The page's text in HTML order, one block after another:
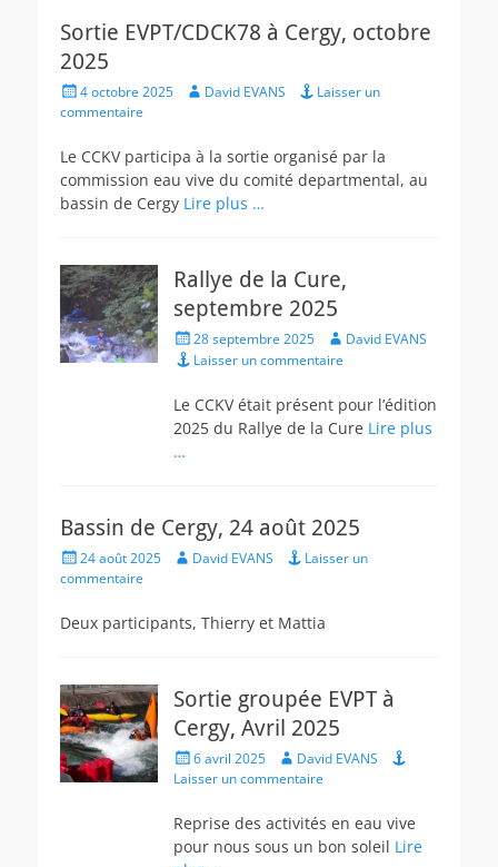
Sortie EVPT/CDCK78 à Cergy, octobre
2025
Posted
on
4 octobre 2025 AuthorDavid EVANS
Laisser un
commentaire
Le CCKV participa à la sortie organisé par la
commission eau vive du comité departmental, au
bassin de Cergy Lire plus …
Rallye de la Cure,
septembre 2025
Posted
on
28 septembre 2025 AuthorDavid EVANS
Laisser un commentaire
Le CCKV était présent pour l’édition
2025 du Rallye de la Cure Lire plus
…
Bassin de Cergy, 24 août 2025
Posted
on
24 août 2025 AuthorDavid EVANS
Laisser un
commentaire
Deux participants, Thierry et Mattia
Sortie groupée EVPT à
Cergy, Avril 2025
Posted
on
6 avril 2025 AuthorDavid EVANS
Laisser un commentaire
Reprise des activités en eau vive
pour nous sous un bon soleil Lire